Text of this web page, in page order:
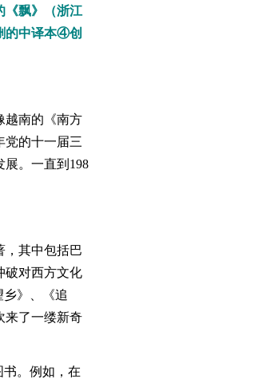
飘》（浙江
的中译本④创
越南的《南方
党的十一届三
。一直到198
，其中包括巴
破对西方文化
》、《追
来了一缕新奇
书。例如，在